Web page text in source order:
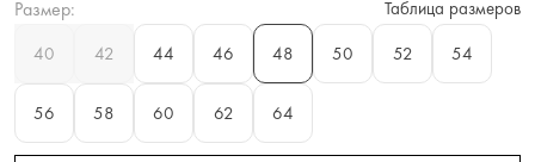
Размер:
Таблица размеров
40
42 44 46 48 50 52 54
56 58 60 62 64